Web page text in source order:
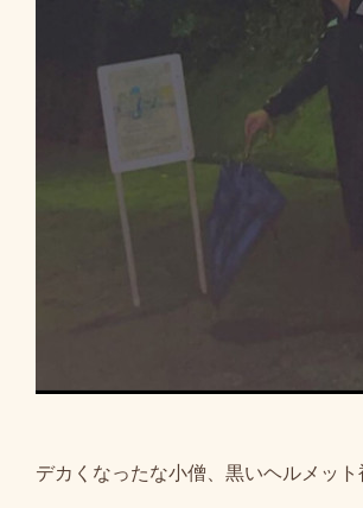
デカくなったな小僧、黒いヘルメッ